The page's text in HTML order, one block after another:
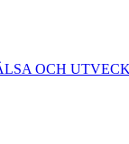
OCH